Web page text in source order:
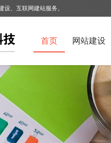
设、互联网建站服务。
首页 网站建设